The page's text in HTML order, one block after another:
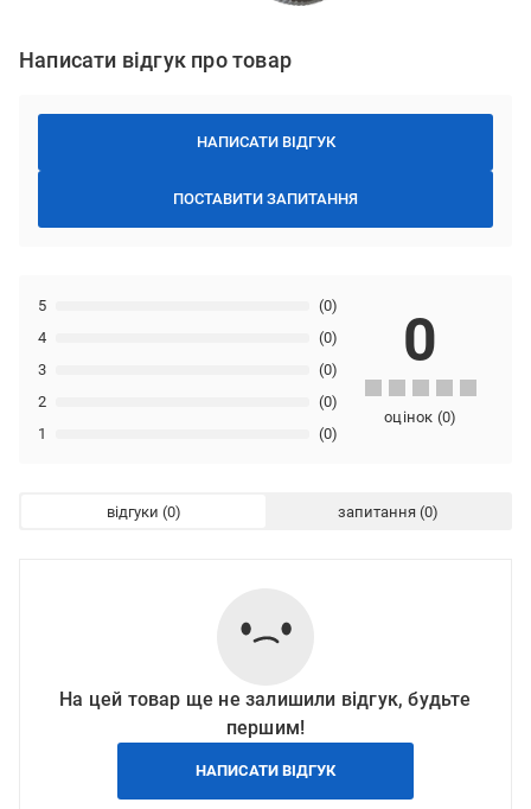
Написати відгук про товар
НАПИСАТИ ВІДГУК
ПОСТАВИТИ ЗАПИТАННЯ
1 (0)
2 (0)
3 (0)
4 (0)
5 (0)
0
оцінок (0)
відгуки запитання
На цей товар ще не залишили відгук, будьте
першим!
НАПИСАТИ ВІДГУК